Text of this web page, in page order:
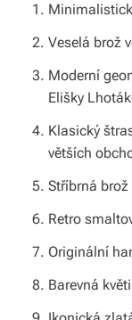
Veselá brož
Moderní
Elišky
Klasický
větších
Stříbrná
Retro
Originální
Barevná